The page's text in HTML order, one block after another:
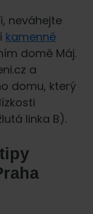
neváhejte
kamenné
domě Máj.
a
domu, který
linka B).